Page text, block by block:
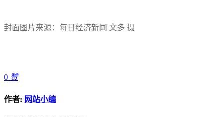
封面图片来源：每日经济新闻 文多 摄
0 赞
作者: 网站小编